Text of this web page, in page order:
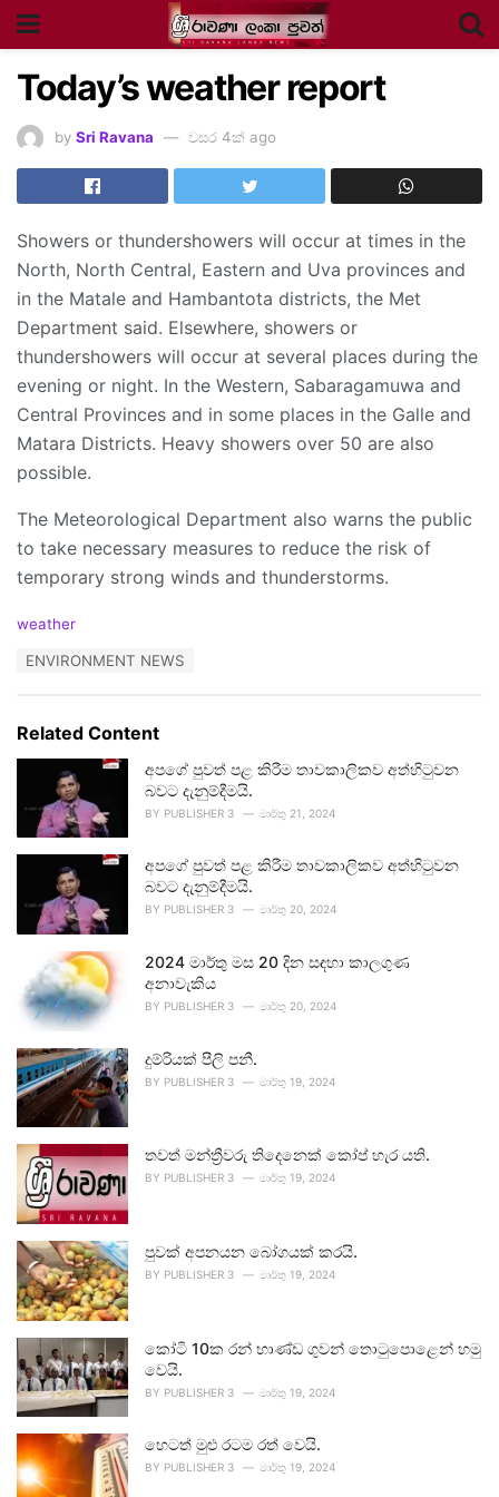
Today’s weather report
by Sri Ravana වසර 4ක් ago
Showers or thundershowers will occur at times in the
North, North Central, Eastern and Uva provinces and
in the Matale and Hambantota districts, the Met
Department said. Elsewhere, showers or
thundershowers will occur at several places during the
evening or night. In the Western, Sabaragamuwa and
Central Provinces and in some places in the Galle and
Matara Districts. Heavy showers over 50 are also
possible.
The Meteorological Department also warns the public
to take necessary measures to reduce the risk of
temporary strong winds and thunderstorms.
C
o
r
i
weather
:
ENVIRONMENT NEWS
Related Content
අපගේ පුවත් පළ කිරීම තාවකාලිකව අත්හිටුවන
බවට දැනුම්දීමයි.
BY PUBLISHER 3 මාර්තු 21, 2024
අපගේ පුවත් පළ කිරීම තාවකාලිකව අත්හිටුවන
බවට දැනුම්දීමයි.
BY PUBLISHER 3 මාර්තු 20, 2024
2024 මාර්තු මස 20 දින සඳහා කාලගුණ
අනාවැකිය
BY PUBLISHER 3 මාර්තු 20, 2024
දුම්රියක් පීලි පනී.
BY PUBLISHER 3 මාර්තු 19, 2024
තවත් මන්ත්‍රීවරු තිදෙනෙක් කෝප් හැර යති.
BY PUBLISHER 3 මාර්තු 19, 2024
පුවක් අපනයන බෝගයක් කරයි.
BY PUBLISHER 3 මාර්තු 19, 2024
කෝටි 10ක රන් භාණ්ඩ ගුවන් තොටුපොළෙන් හමු
වෙයි.
BY PUBLISHER 3 මාර්තු 19, 2024
හෙටත් මුළු රටම රත් වෙයි.
BY PUBLISHER 3 මාර්තු 19, 2024